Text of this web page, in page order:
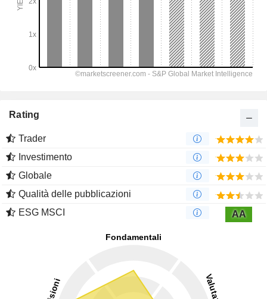
Rating
Trader
Investimento
Globale
Qualità delle pubblicazioni
ESG MSCI
AA